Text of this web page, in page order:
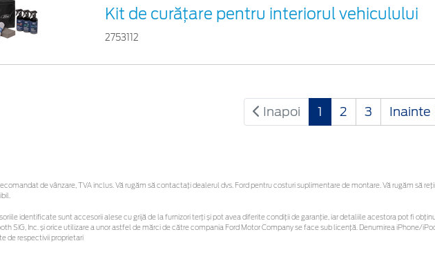
Kit de curățare pentru interiorul vehiculului
2753112
Inapoi 1 2 3 Inainte
de vânzare, TVA inclus. Vă rugăm să contactaţi dealerul dvs. Ford pentru costuri suplimentare de montare. Vă rugăm să
identificate sunt accesorii alese cu grijă de la furnizori terți și pot avea diferite condiții de garanție, iar detaliile acestora pot fi
SIG, Inc. și orice utilizare a unor astfel de mărci de către compania Ford Motor Company se face sub licență. Denumirea iPhone/
de respectivii proprietari